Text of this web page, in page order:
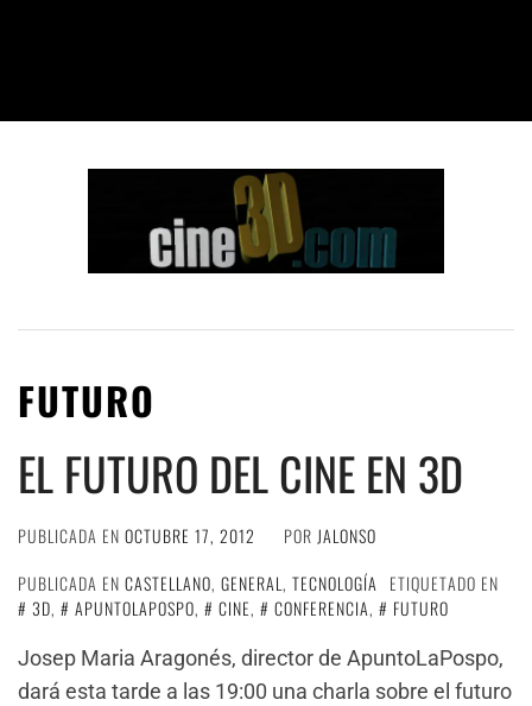
FUTURO
EL FUTURO DEL CINE EN 3D
PUBLICADA EN OCTUBRE 17, 2012 POR JALONSO
PUBLICADA EN CASTELLANO, GENERAL, TECNOLOGÍA
ETIQUETADO EN
3D, APUNTOLAPOSPO, CINE, CONFERENCIA,
FUTURO
Josep Maria Aragonés, director de ApuntoLaPospo,
dará esta tarde a las 19:00 una charla sobre el futuro